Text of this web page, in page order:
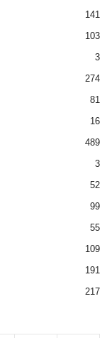
141
103
3
274
81
16
489
3
52
99
55
109
191
217